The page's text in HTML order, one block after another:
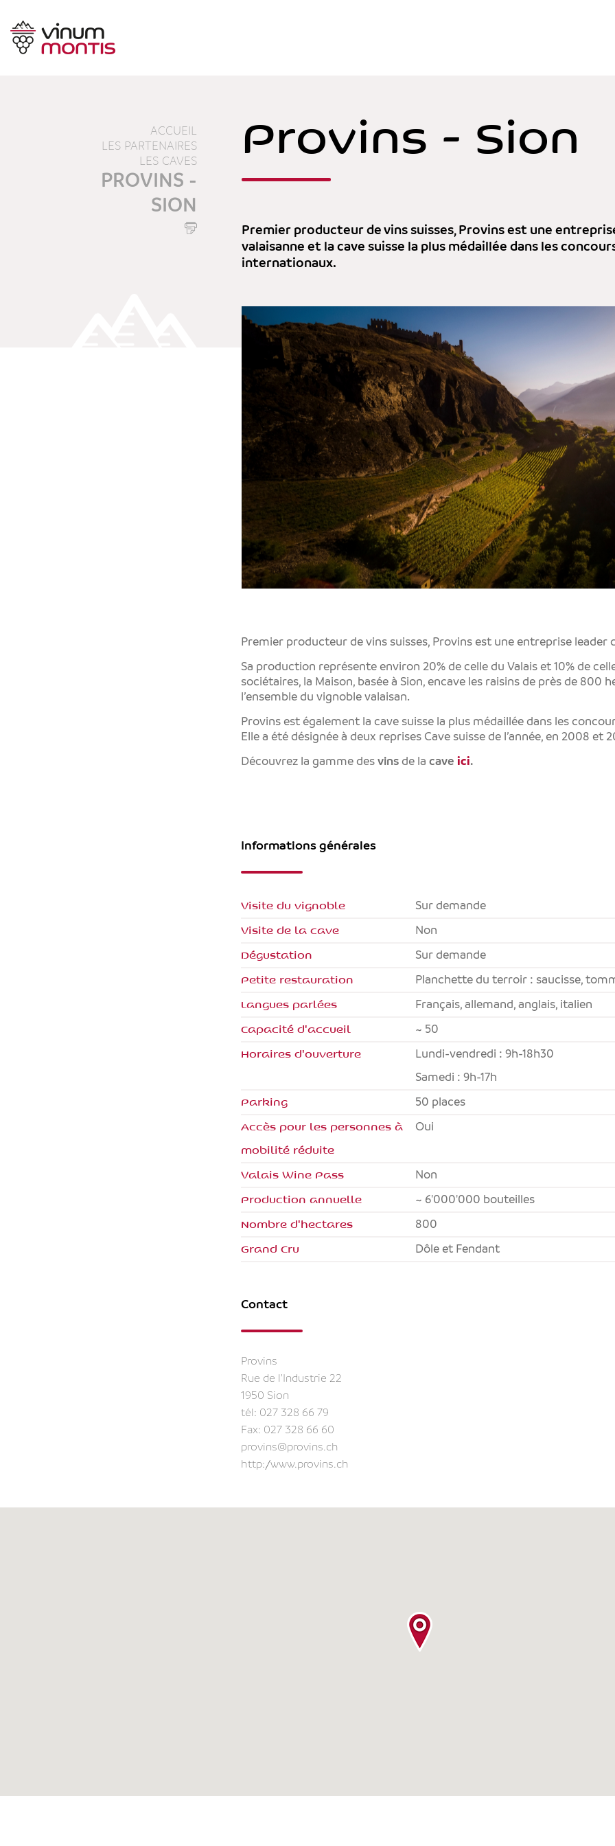
ACCUEIL
LES PARTENAIRES
LES CAVES
PROVINS -
SION
Provins - Sion
Premier producteur de vins suisses, Provins est une
valaisanne et la cave suisse la plus médaillée dans les
internationaux.
Premier producteur de vins suisses, Provins est une entreprise leader
Sa production représente environ 20% de celle du Valais et 10% de
sociétaires, la Maison, basée à Sion, encave les raisins de près de 800
l’ensemble du vignoble valaisan.
Provins est également la cave suisse la plus médaillée dans les
Elle a été désignée à deux reprises Cave suisse de l’année, en 2008 et
Découvrez la gamme des vins de la cave ici.
Informations générales
Visite du vignoble Sur demande
Visite de la cave Non
Dégustation Sur demande
Petite restauration Planchette du terroir : saucisse,
Langues parlées français, allemand, anglais, italien
Capacité d'accueil ~ 50
Horaires d'ouverture
Lundi-vendredi : 9h-18h30
Samedi : 9h-17h
Parking 50 places
Accès pour les personnes à
mobilité réduite
oui
Valais Wine Pass non
Production annuelle ~ 6'000'000 bouteilles
Nombre d'hectares 800
Grand Cru Dôle et Fendant
Contact
Provins
Rue de l'Industrie 22
1950 Sion
tél: 027 328 66 79
Fax: 027 328 66 60
provins@provins.ch
http://www.provins.ch